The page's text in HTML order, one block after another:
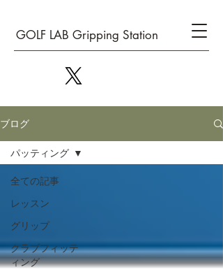
GOLF LAB Gripping Station
ブログ
全ての記事
レッスン
グリップ
クラブフィッテ
ィング
パッティング